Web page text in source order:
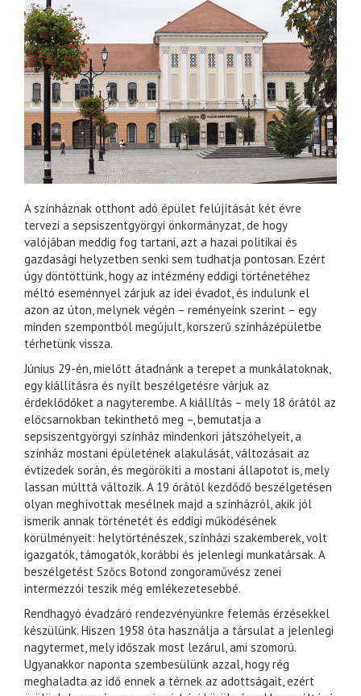
A színháznak otthont adó épület felújítását két évre
tervezi a sepsiszentgyörgyi önkormányzat, de hogy
valójában meddig fog tartani, azt a hazai politikai és
gazdasági helyzetben senki sem tudhatja pontosan. Ezért
úgy döntöttünk, hogy az intézmény eddigi történetéhez
méltó eseménnyel zárjuk az idei évadot, és indulunk el
azon az úton, melynek végén – reményeink szerint – egy
minden szempontból megújult, korszerű színházépületbe
térhetünk vissza.
Június 29-én, mielőtt átadnánk a terepet a munkálatoknak,
egy kiállításra és nyílt beszélgetésre várjuk az
érdeklődőket a nagyterembe. A kiállítás – mely 18 órától az
előcsarnokban tekinthető meg –, bemutatja a
sepsiszentgyörgyi színház mindenkori játszóhelyeit, a
színház mostani épületének alakulását, változásait az
évtizedek során, és megörökíti a mostani állapotot is, mely
lassan múlttá változik. A 19 órától kezdődő beszélgetésen
olyan meghívottak mesélnek majd a színházról, akik jól
ismerik annak történetét és eddigi működésének
körülményeit: helytörténészek, színházi szakemberek, volt
igazgatók, támogatók, korábbi és jelenlegi munkatársak. A
beszélgetést Szőcs Botond zongoraművész zenei
intermezzói teszik még emlékezetesebbé.
Rendhagyó évadzáró rendezvényünkre felemás érzésekkel
készülünk. Hiszen 1958 óta használja a társulat a jelenlegi
nagytermet, mely időszak most lezárul, ami szomorú.
Ugyanakkor naponta szembesülünk azzal, hogy rég
meghaladta az idő ennek a térnek az adottságait, ezért